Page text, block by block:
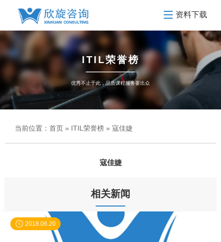
资料下载
ITIL荣誉榜
优秀不止于此，品质课程服务要出众
当前位置： 首页 » ITIL荣誉榜 » 寇佳婕
寇佳婕
相关新闻
2018.06.20